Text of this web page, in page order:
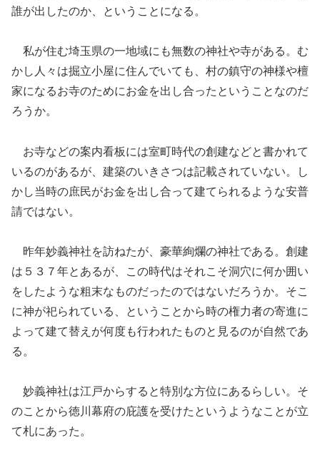
誰が出したのか、ということになる。
私が住む埼玉県の一地域にも無数の神社や寺がある。む
かし人々は掘立小屋に住んでいても、村の鎮守の神様や檀
家になるお寺のためにお金を出し合ったということなのだ
ろうか。
お寺などの案内看板には室町時代の創建などと書かれて
いるのがあるが、建築のいきさつは記載されていない。し
かし当時の庶民がお金を出し合って建てられるような安普
請ではない。
昨年妙義神社を訪ねたが、豪華絢爛の神社である。 創建
は５３７年とあるが、この時代はそれこそ洞穴に何か囲い
をしたような粗末なものだったのではないだろうか。 そこ
に神が祀られている、ということから時の権力者の寄進に
よって建て替えが何度も行われたものと見るのが自然であ
る。
妙義神社は江戸からすると特別な方位にあるらしい。そ
のことから徳川幕府の庇護を受けたというようなことが立
て札にあった。